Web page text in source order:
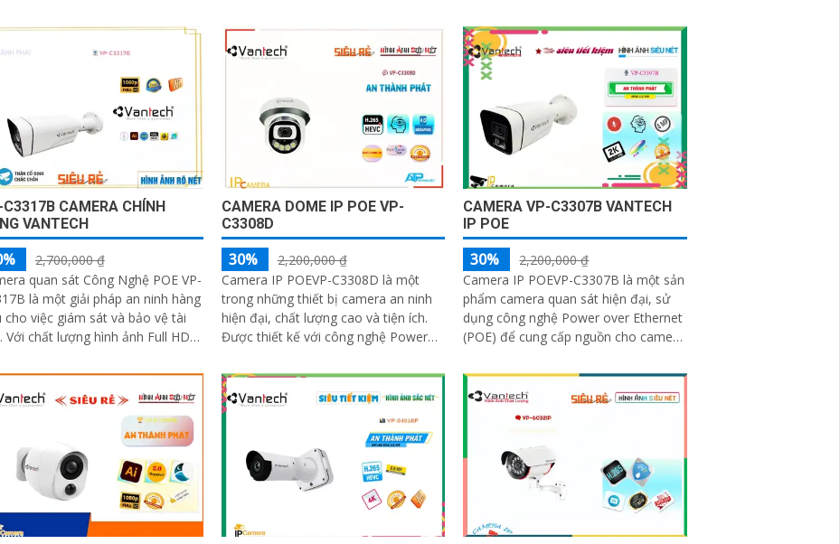
lượng
CAMERA CHÍNH
VANTECH
2,700,000 ₫
quan sát Công Nghệ POE VP-
là một giải pháp an ninh hàng
cho việc giám sát và bảo vệ tài
và chi tiết
CAMERA DOME IP POE VP-
C3308D
30%
2,200,000 ₫
Camera IP POEVP-C3308D là một
trong những thiết bị camera an ninh
hiện đại, chất lượng cao và tiện ích.
Được thiết kế với công nghệ Power
dữ...
CAMERA VP-C3307B VANTECH
IP POE
30%
2,200,000 ₫
Camera IP POEVP-C3307B là một sản
phẩm camera quan sát hiện đại, sử
dụng công nghệ Power over Ethernet
(POE) để cung cấp nguồn cho camera
cáp...